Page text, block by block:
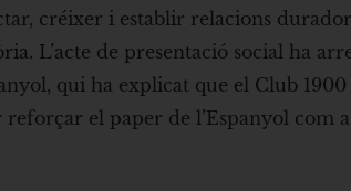
créixer i establir relacions
L’acte de presentació social ha
qui ha explicat que el Club
reforçar el paper de l’Espanyol